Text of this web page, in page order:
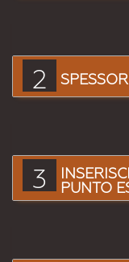
2
3
PUNTO